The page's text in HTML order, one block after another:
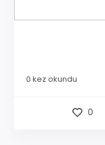
0 kez okundu
0